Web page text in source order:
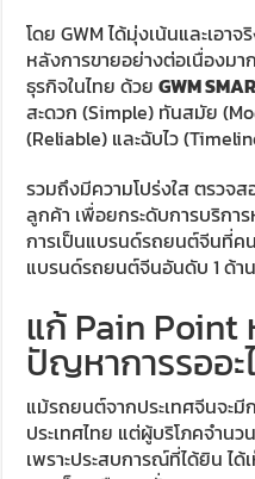
โดย GWM ได้มุ่งเน้นและเอา
หลังการขายอย่างต่อเนื่องมา
ธุรกิจในไทย ด้วยGWM
สะดวก (Simple) ทันสมัย
(Reliable) และฉับไว
รวมถึงมีความโปร่งใส ตรวจ
ลูกค้า เพื่อยกระดับการบริกา
การเป็นแบรนด์รถยนต์จีนที่คน
แบรนด์รถยนต์จีนอันดับ 1 ด้า
แก้ Pain Point
ปัญหาการรออะ
แม้รถยนต์จากประเทศจีนจะมี
ประเทศไทย แต่ผู้บริโภคจำนว
เพราะประสบการณ์ที่ได้ยิน ไ